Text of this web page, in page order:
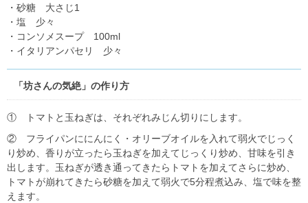
・砂糖 大さじ1
・塩 少々
・コンソメスープ 100ml
・イタリアンパセリ 少々
「坊さんの気絶」の作り方
① トマトと玉ねぎは、それぞれみじん切りにします。
② フライパンににんにく・オリーブオイルを入れて弱火でじっく
り炒め、香りが立ったら玉ねぎを加えてじっくり炒め、甘味を引き
出します。玉ねぎが透き通ってきたらトマトを加えてさらに炒め、
トマトが崩れてきたら砂糖を加えて弱火で5分程煮込み、塩で味を整
えます。